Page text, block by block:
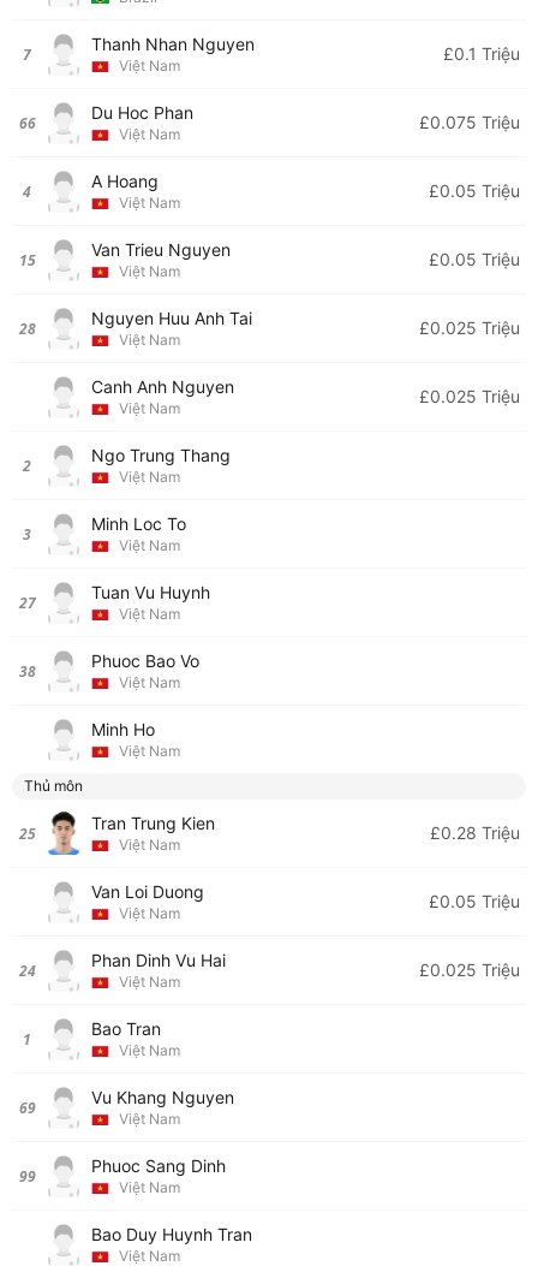
7 Thanh Nhan Nguyen
Việt Nam
£0.1 Triệu
66 Du Hoc Phan
Việt Nam
£0.075 Triệu
4 A Hoang
Việt Nam
£0.05 Triệu
15 Van Trieu Nguyen
Việt Nam
£0.05 Triệu
28 Nguyen Huu Anh Tai
Việt Nam
£0.025 Triệu
Canh Anh Nguyen
Việt Nam
£0.025 Triệu
2 Ngo Trung Thang
Việt Nam
3 Minh Loc To
Việt Nam
27 Tuan Vu Huynh
Việt Nam
38 Phuoc Bao Vo
Việt Nam
Minh Ho
Việt Nam
Thủ môn
25 Tran Trung Kien
Việt Nam
£0.28 Triệu
Van Loi Duong
Việt Nam
£0.05 Triệu
24 Phan Dinh Vu Hai
Việt Nam
£0.025 Triệu
1 Bao Tran
Việt Nam
69 Vu Khang Nguyen
Việt Nam
99 Phuoc Sang Dinh
Việt Nam
Bao Duy Huynh Tran
Việt Nam